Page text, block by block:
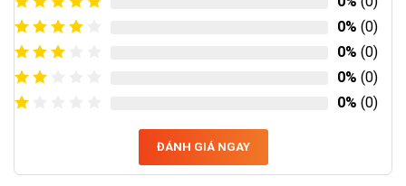
0% (0)
0% (0)
0% (0)
0% (0)
ĐÁNH GIÁ NGAY